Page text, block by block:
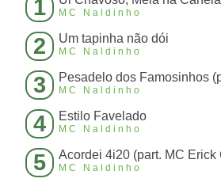
1 MC Naldinho
2 Um tapinha não dói
MC Naldinho
3 Pesadelo dos Famosinhos
MC Naldinho
4 Estilo Favelado
MC Naldinho
5 Acordei 4i20 (part. MC Erick
MC Naldinho